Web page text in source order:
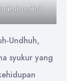
undhuh
Undhuh,
syukur yang